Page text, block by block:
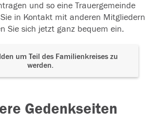
und so eine Trauergemeinde
in Kontakt mit anderen Mitgliedern
Sie sich jetzt ganz bequem ein.
um Teil des Familienkreises zu
werden.
Gedenkseiten